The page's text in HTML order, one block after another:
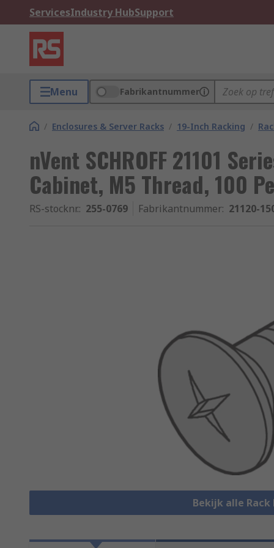
ServicesIndustry HubSupport
Menu Fabrikantnummer
/ Enclosures & Server Racks / 19-Inch Racking /
nVent SCHROFF 21101
Cabinet, M5 Thread, 100
RS-stocknr.: 255-0769 Fabrikantnummer: 21120-
Bekijk alle